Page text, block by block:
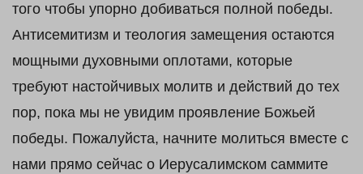
того чтобы упорно добиваться полной победы.
Антисемитизм и теология замещения остаются
мощными духовными оплотами, которые
требуют настойчивых молитв и действий до тех
пор, пока мы не увидим проявление Божьей
победы. Пожалуйста, начните молиться вместе с
нами прямо сейчас о Иерусалимском саммите